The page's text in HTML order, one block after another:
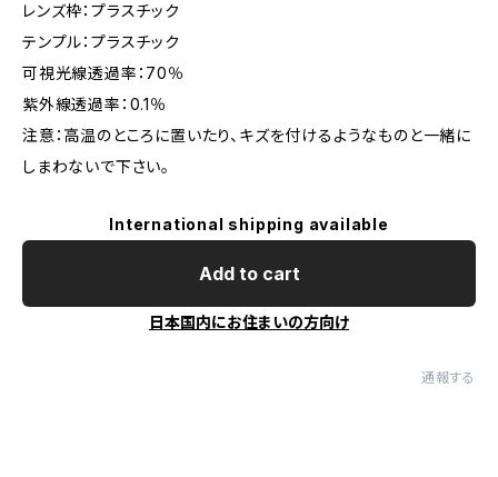
レンズ枠：プラスチック
テンプル：プラスチック
可視光線透過率：70％
紫外線透過率：0.1％
注意：高温のところに置いたり、キズを付けるようなものと一緒に
しまわないで下さい。
International shipping available
Add to cart
日本国内にお住まいの方向け
通報する